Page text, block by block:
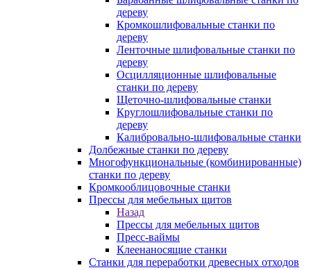
дереву
Кромкошлифовальные станки по
дереву
Ленточные шлифовальные станки по
дереву
Осцилляционные шлифовальные
станки по дереву
Щеточно-шлифовальные станки
Круглошлифовальные станки по
дереву
Калибровально-шлифовальные станки
Долбежные станки по дереву
Многофункциональные (комбинированные)
станки по дереву
Кромкооблицовочные станки
Прессы для мебельных щитов
Назад
Прессы для мебельных щитов
Пресс-ваймы
Клеенаносящие станки
Станки для переработки древесных отходов